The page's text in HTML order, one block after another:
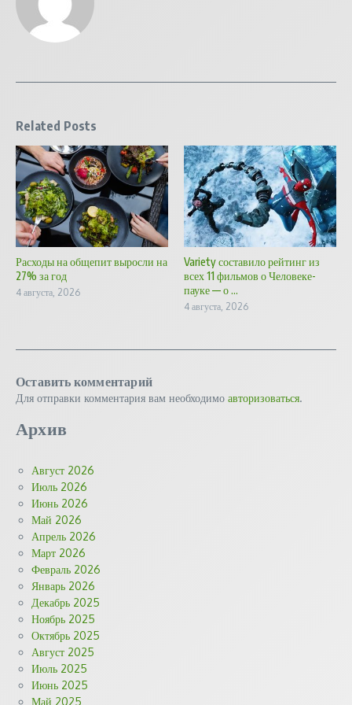
Related Posts
Расходы на общепит выросли на
27% за год
4 августа, 2026
Variety составило рейтинг из
всех 11 фильмов о Человеке-
пауке — о ...
4 августа, 2026
Оставить комментарий
Для отправки комментария вам необходимо авторизоваться.
Архив
Август 2026
Июль 2026
Июнь 2026
Май 2026
Апрель 2026
Март 2026
Февраль 2026
Январь 2026
Декабрь 2025
Ноябрь 2025
Октябрь 2025
Август 2025
Июль 2025
Июнь 2025
Май 2025